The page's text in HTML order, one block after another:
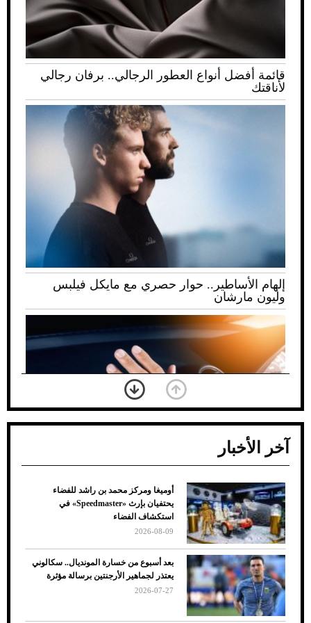
قائمة أفضل أنواع العطور الرجالي.. برفان رجالي
لأناقتك
إلهام الأساطير.. حوار حصري مع مايكل فيلبس
وليون مارشان
ضعف تبريد مكيف السيارة عند الوقوف.. أشهر
الأسباب والحلول
آخر الأخبار
أوميغا ومركز محمد بن راشد للفضاء
يحتفيان بإرث «Speedmaster» في
استكشاف الفضاء
2026-08-09
بعد أسبوع من خسارة المونديال.. سكالوني
يعتذر لجماهير الأرجنتين برسالة مؤثرة
2026-07-27